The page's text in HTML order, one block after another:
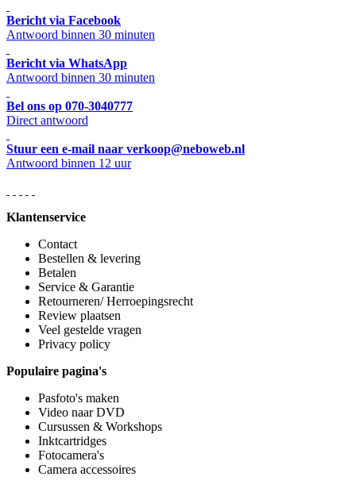
Bericht via Facebook
Antwoord binnen 30 minuten
Bericht via WhatsApp
Antwoord binnen 30 minuten
Bel ons op 070-3040777
Direct antwoord
Stuur een e-mail naar verkoop@neboweb.nl
Antwoord binnen 12 uur
Klantenservice
Contact
Bestellen & levering
Betalen
Service & Garantie
Retourneren/ Herroepingsrecht
Review plaatsen
Veel gestelde vragen
Privacy policy
Populaire pagina's
Pasfoto's maken
Video naar DVD
Cursussen & Workshops
Inktcartridges
Fotocamera's
Camera accessoires